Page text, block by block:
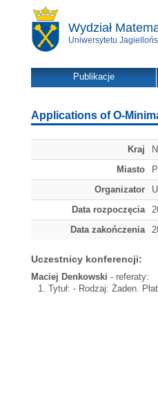
Wydział
Uniwersytetu
Publikacje
Applications of O-
Kraj
Miasto
Organizator
Data rozpoczęcia
Data zakończenia
Uczestnicy konferencji:
Maciej Denkowski - referaty:
Tytuł: - Rodzaj: Żaden.